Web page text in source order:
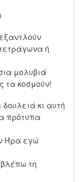
ή
μολυβιά
τα κοσμούν!
δουλειά κι αυτή
πρότυπα
Ήρα εγώ
τη